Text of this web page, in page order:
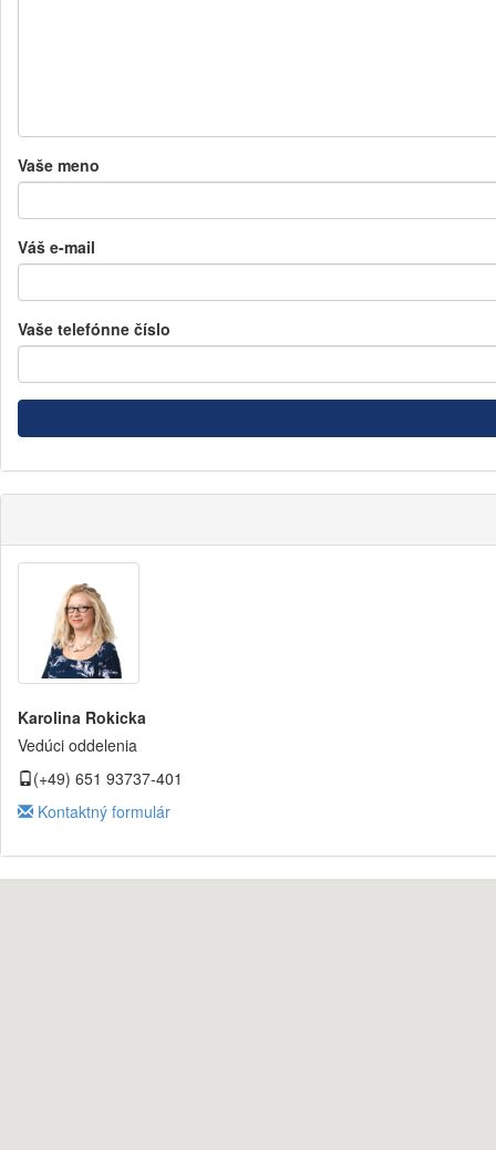
Vaše meno
Váš e-mail
Vaše telefónne číslo
Karolina Rokicka
Vedúci oddelenia
(+49) 651 93737-401
Kontaktný formulár